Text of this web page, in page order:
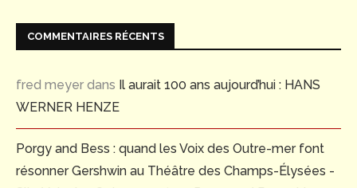
COMMENTAIRES RÉCENTS
fred meyer dans Il aurait 100 ans aujourd’hui : HANS
WERNER HENZE
Porgy and Bess : quand les Voix des Outre-mer font
résonner Gershwin au Théâtre des Champs-Élysées -